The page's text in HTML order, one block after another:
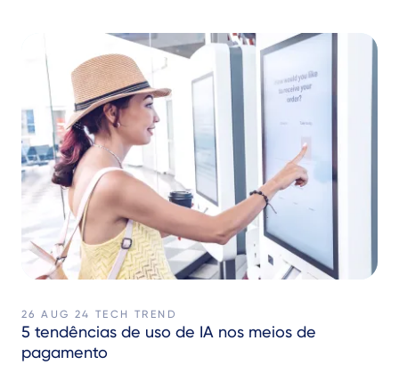
26 AUG 24 TECH TREND
5 tendências de uso de IA nos meios de
pagamento